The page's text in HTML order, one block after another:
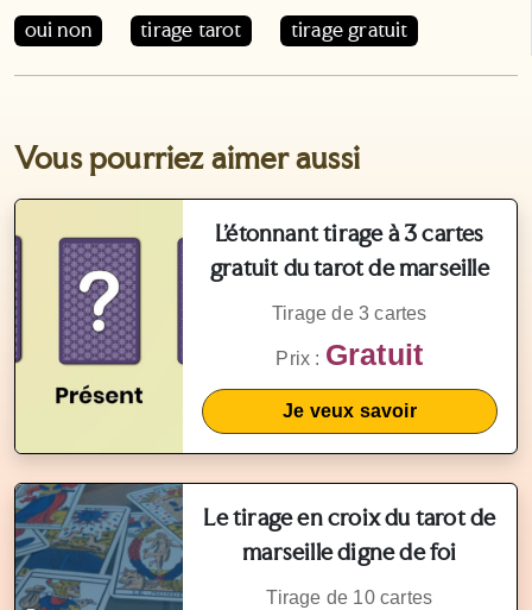
Cet article appartient aux catégories suivantes. Vous
oui non tirage tarot tirage gratuit
Vous pourriez aimer aussi
L’étonnant tirage à 3 cartes
gratuit du tarot de marseille
Tirage de 3 cartes
Prix : Gratuit
Je veux savoir
Le tirage en croix du tarot de
marseille digne de foi
Tirage de 10 cartes